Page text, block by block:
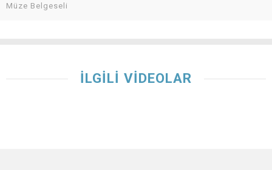
Müze Belgeseli
İLGİLİ VİDEOLAR